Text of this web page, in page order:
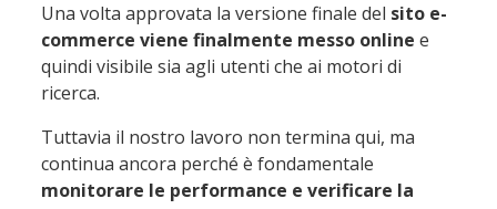
Una volta approvata la versione finale del sito e-
commerce viene finalmente messo online e
quindi visibile sia agli utenti che ai motori di
ricerca.
Tuttavia il nostro lavoro non termina qui, ma
continua ancora perché è fondamentale
monitorare le performance e verificare la